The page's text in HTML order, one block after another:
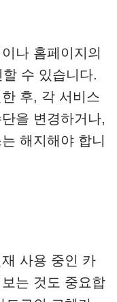
나 홈페이지의
할 수 있습니다.
후, 각 서비스
을 변경하거나,
해지해야 합니
사용 중인 카
는 것도 중요합